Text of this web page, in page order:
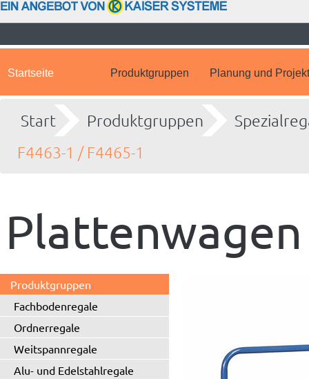
Startseite Produktgruppen Planung und
Start Produktgruppen
F4463-1 / F4465-1
Plattenwagen
Produktgruppen
Fachbodenregale
Ordnerregale
Weitspannregale
Alu- und Edelstahlregale